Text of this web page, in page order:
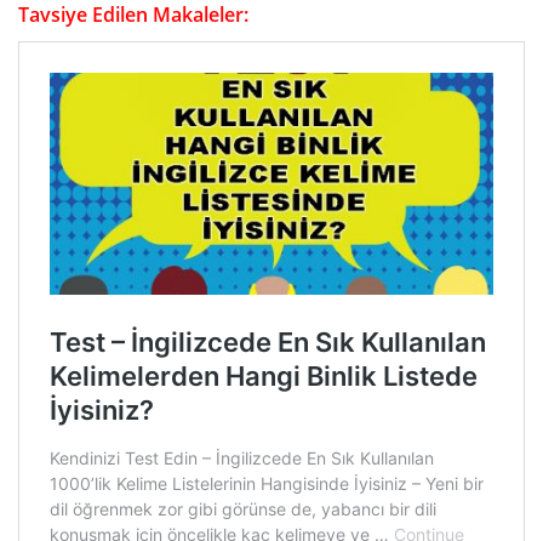
Tavsiye Edilen Makaleler: